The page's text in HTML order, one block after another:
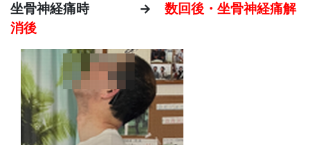
坐骨神経痛時 → 数回後・坐骨神経痛解
消後